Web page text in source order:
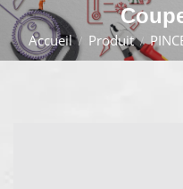
Accueil Produit